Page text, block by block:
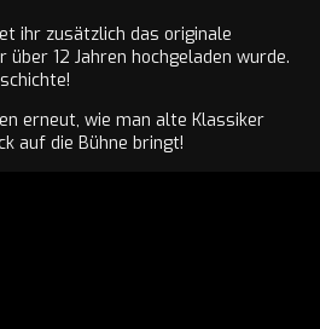
ihr zusätzlich das originale
12 Jahren hochgeladen wurde.
erneut, wie man alte Klassiker
auf die Bühne bringt!